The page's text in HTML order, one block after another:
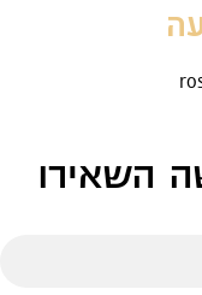
השאירו